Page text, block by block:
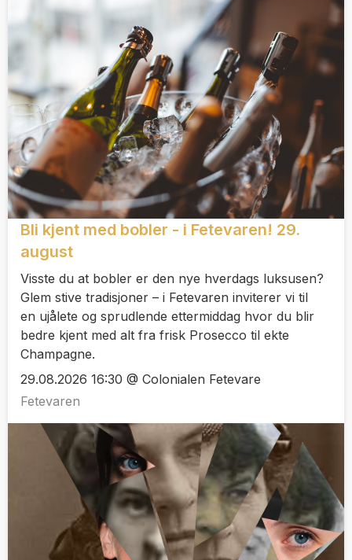
Bli kjent med bobler - i Fetevaren! 29.
august
Visste du at bobler er den nye hverdags luksusen?
Glem stive tradisjoner – i Fetevaren inviterer vi til
en ujålete og sprudlende ettermiddag hvor du blir
bedre kjent med alt fra frisk Prosecco til ekte
Champagne.
29.08.2026 16:30 @ Colonialen Fetevare
Fetevaren